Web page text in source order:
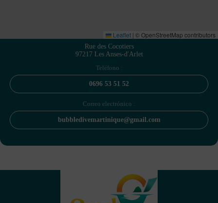
Leaflet | © OpenStreetMap contributors
Rue des Cocotiers
97217 Les Anses-d'Arlet
Teléfono :
0696 53 51 52
Correo electrónico :
bubbledivemartinique@gmail.com